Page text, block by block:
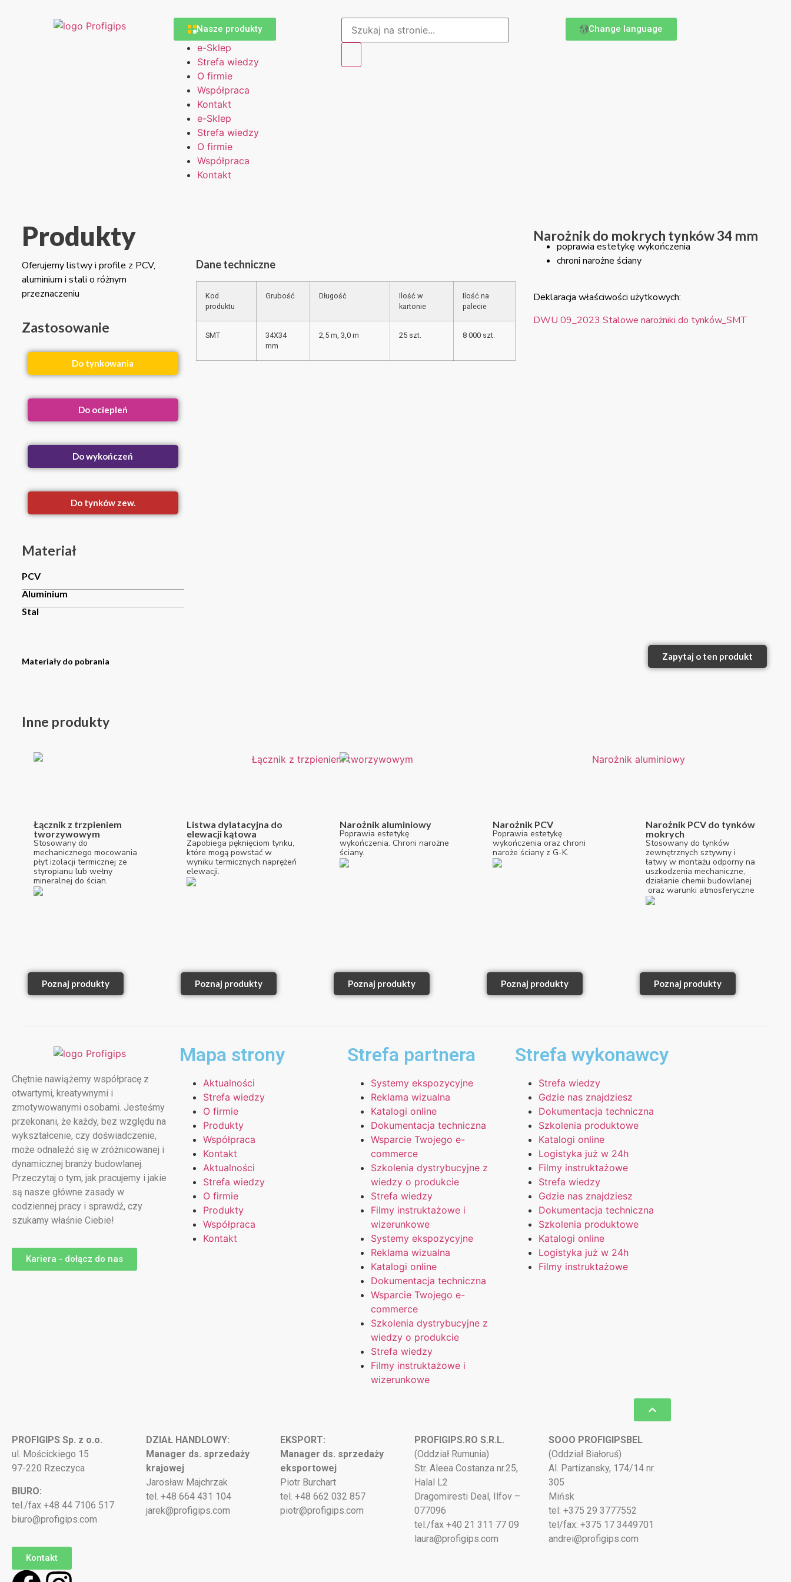
Nasze produkty
e-Sklep
Strefa wiedzy
O firmie
Współpraca
Kontakt
e-Sklep
Strefa wiedzy
O firmie
Współpraca
Kontakt
Change language
Produkty
Oferujemy listwy i profile z PCV,
aluminium i stali o różnym
przeznaczeniu
Zastosowanie
Do tynkowania
Do ociepleń
Do wykończeń
Do tynków zew.
Materiał
PCV
Aluminium
Stal
Materiały do pobrania
Dane techniczne
Kod
produktu
Grubość Długość
Ilość w
kartonie
Ilość na
palecie
SMT
34X34
mm
2,5 m, 3,0 m 25 szt. 8 000 szt.
Narożnik do mokrych tynków 34 mm
poprawia estetykę wykończenia
chroni narożne ściany
Deklaracja właściwości użytkowych:
DWU 09_2023 Stalowe narożniki do tynków_SMT
Zapytaj o ten produkt
Inne produkty
Łącznik z trzpieniem
tworzywowym
Stosowany do
mechanicznego mocowania
płyt izolacji termicznej ze
styropianu lub wełny
mineralnej do ścian.
Poznaj produkty
Listwa dylatacyjna do
elewacji kątowa
Zapobiega pęknięciom tynku,
które mogą powstać w
wyniku termicznych naprężeń
elewacji.
Poznaj produkty
Narożnik aluminiowy
Poprawia estetykę
wykończenia. Chroni narożne
ściany.
Poznaj produkty
Narożnik PCV
Poprawia estetykę
wykończenia oraz chroni
naroże ściany z G-K.
Poznaj produkty
Narożnik PCV do tynków
mokrych
Stosowany do tynków
zewnętrznych sztywny i
łatwy w montażu odporny na
uszkodzenia mechaniczne,
działanie chemii budowlanej
oraz warunki atmosferyczne
Poznaj produkty
Chętnie nawiążemy współpracę z
otwartymi, kreatywnymi i
zmotywowanymi osobami. Jesteśmy
przekonani, że każdy, bez względu na
wykształcenie, czy doświadczenie,
może odnaleźć się w zróżnicowanej i
dynamicznej branży budowlanej.
Przeczytaj o tym, jak pracujemy i jakie
są nasze główne zasady w
codziennej pracy i sprawdź, czy
szukamy właśnie Ciebie!
Kariera - dołącz do nas
Mapa strony
Aktualności
Strefa wiedzy
O firmie
Produkty
Współpraca
Kontakt
Aktualności
Strefa wiedzy
O firmie
Produkty
Współpraca
Kontakt
Strefa partnera
Systemy ekspozycyjne
Reklama wizualna
Katalogi online
Dokumentacja techniczna
Wsparcie Twojego e-
commerce
Szkolenia dystrybucyjne z
wiedzy o produkcie
Strefa wiedzy
Filmy instruktażowe i
wizerunkowe
Systemy ekspozycyjne
Reklama wizualna
Katalogi online
Dokumentacja techniczna
Wsparcie Twojego e-
commerce
Szkolenia dystrybucyjne z
wiedzy o produkcie
Strefa wiedzy
Filmy instruktażowe i
wizerunkowe
Strefa wykonawcy
Strefa wiedzy
Gdzie nas znajdziesz
Dokumentacja techniczna
Szkolenia produktowe
Katalogi online
Logistyka już w 24h
Filmy instruktażowe
Strefa wiedzy
Gdzie nas znajdziesz
Dokumentacja techniczna
Szkolenia produktowe
Katalogi online
Logistyka już w 24h
Filmy instruktażowe
PROFIGIPS Sp. z o.o.
ul. Mościckiego 15
97-220 Rzeczyca
BIURO:
tel./fax +48 44 7106 517
biuro@profigips.com
Kontakt
DZIAŁ HANDLOWY:
Manager ds. sprzedaży
krajowej
Jarosław Majchrzak
tel. +48 664 431 104
jarek@profigips.com
EKSPORT:
Manager ds. sprzedaży
eksportowej
Piotr Burchart
tel. +48 662 032 857
piotr@profigips.com
PROFIGIPS.RO S.R.L.
(Oddział Rumunia)
Str. Aleea Costanza nr.25,
Halal L2
Dragomiresti Deal, Ilfov –
077096
tel./fax +40 21 311 77 09
laura@profigips.com
SOOO PROFIGIPSBEL
(Oddział Białoruś)
Al. Partizansky, 174/14 nr.
305
Mińsk
tel: +375 29 3777552
tel/fax: +375 17 3449701
andrei@profigips.com